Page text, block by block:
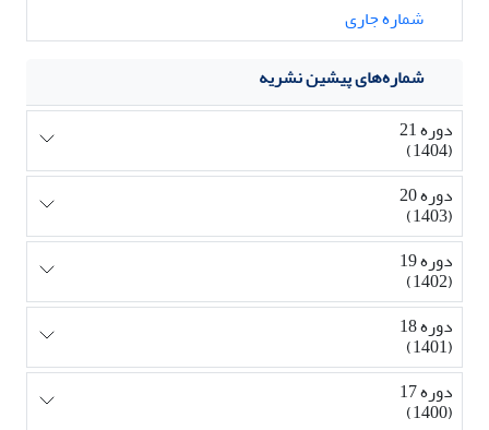
شماره جاری
شماره‌های پیشین نشریه
دوره 21
(1404)
دوره 20
(1403)
دوره 19
(1402)
دوره 18
(1401)
دوره 17
(1400)